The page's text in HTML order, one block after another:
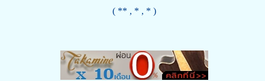
( ** , * , * )